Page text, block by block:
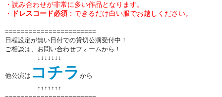
・読み合わせが非常に多い作品となります。
・
ドレスコード必須 ：できるだけ白い服でお越しください。
=======================
日程設定が無い日付での貸切公演受付中！
ご相談は、お問い合わせフォームから！
↓↓↓↓↓↓↓
他公演は コチラ から
↑↑ ↑↑ ↑↑ ↑